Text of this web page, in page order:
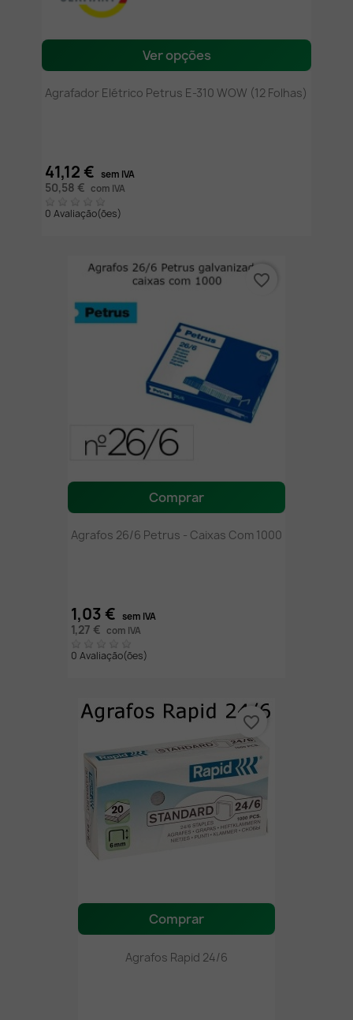
Ver opções
Agrafador Elétrico Petrus E-310 WOW (12 Folhas)
41,12 € sem IVA
50,58 € com IVA
0 Avaliação(ões)
Comprar
Agrafos 26/6 Petrus - Caixas Com 1000
1,03 € sem IVA
1,27 € com IVA
0 Avaliação(ões)
favorite_border
Comprar
Agrafos Rapid 24/6
favorite_border